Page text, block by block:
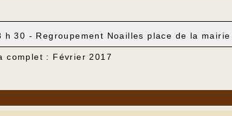
30 - Regroupement Noailles place de la mairie
complet : Février 2017